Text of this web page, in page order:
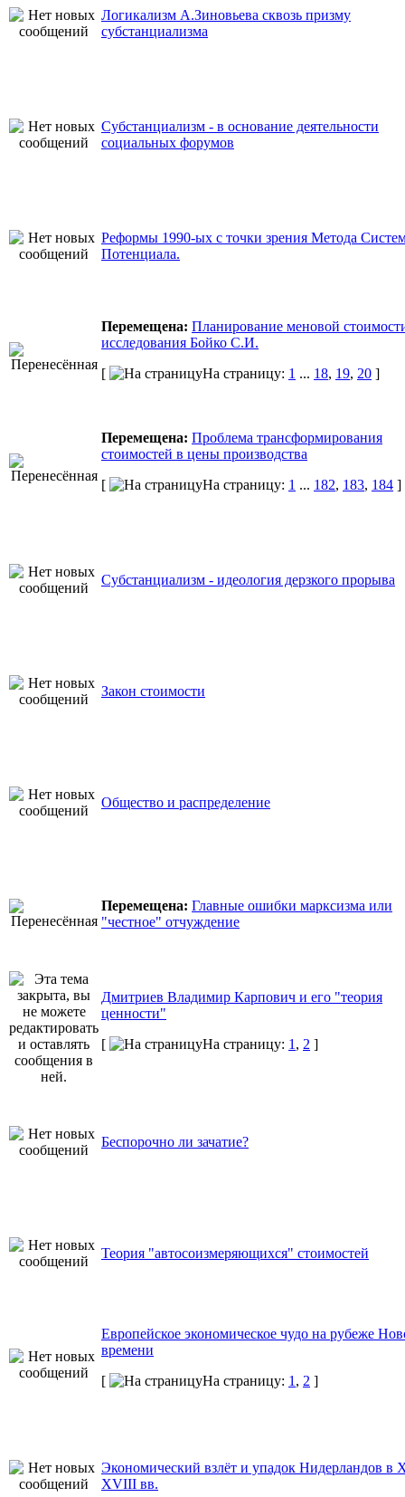
Логикализм А.Зиновьева сквозь призму
субстанциализма
Субстанциализм - в основание деятельности
социальных форумов
Реформы 1990-ых с точки зрения Метода
Потенциала.
Перемещена: Планирование меновой
исследования Бойко С.И.
[
На страницу: 1 ... 18, 19, 20 ]
Перемещена: Проблема трансформирования
стоимостей в цены производства
[
На страницу: 1 ... 182, 183, 184 ]
Субстанциализм - идеология дерзкого прорыва
Закон стоимости
Общество и распределение
Перемещена: Главные ошибки марксизма или
"честное" отчуждение
Дмитриев Владимир Карпович и его "теория
ценности"
[
На страницу: 1 , 2 ]
Беспорочно ли зачатие?
Теория "автосоизмеряющихся" стоимостей
Европейское экономическое чудо на рубеже
времени
[
На страницу: 1 , 2 ]
Экономический взлёт и упадок Нидерландов в
XVIII вв.